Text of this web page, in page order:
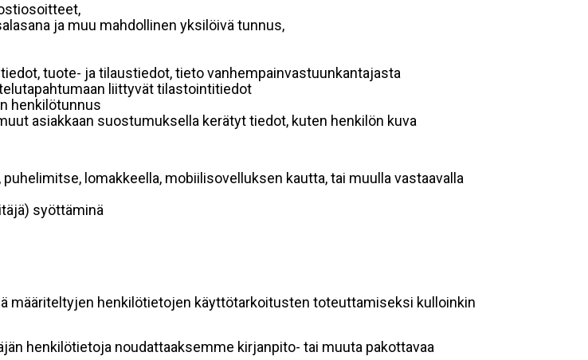
ja muu mahdollinen yksilöivä tunnus,
tuote- ja tilaustiedot, tieto vanhempainvastuunkantajasta
liittyvät tilastointitiedot
henkilötunnus
asiakkaan suostumuksella kerätyt tiedot, kuten henkilön kuva
lomakkeella, mobiilisovelluksen kautta, tai muulla vastaavalla
syöttäminä
määriteltyjen henkilötietojen käyttötarkoitusten toteuttamiseksi kulloinkin
henkilötietoja noudattaaksemme kirjanpito- tai muuta pakottavaa